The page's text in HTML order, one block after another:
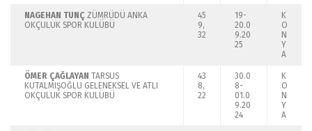
NAGEHAN TUNÇ ZÜMRÜDÜ ANKA
OKÇULUK SPOR KULÜBÜ
45
9,
32
19-
20.0
9.20
25
K
O
N
Y
A
ÖMER ÇAĞLAYAN TARSUS
KUTALMIŞOĞLU GELENEKSEL VE ATLI
OKÇULUK SPOR KULÜBÜ
43
8,
22
30.0
8-
01.0
9.20
24
K
O
N
Y
A